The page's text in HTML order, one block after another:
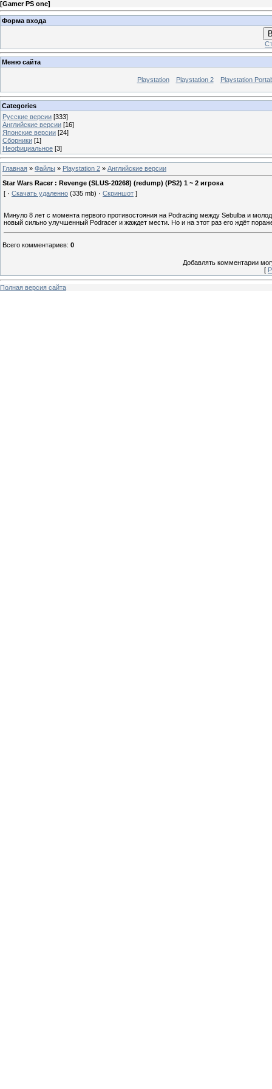
[Gamer PS one]
Форма входа
Меню сайта
Playstation Playstation 2 Playstation
Categories
Русские версии [333]
Английские версии [16]
Японские версии [24]
Сборники [1]
Неофициальное [3]
Главная » Файлы » Playstation 2 » Английские версии
Star Wars Racer : Revenge (SLUS-20268) (redump) (PS2) 1 ~ 2 игрока
[ · Скачать удаленно (335 mb) · Скриншот ]
Минуло 8 лет с момента первого противостояния на Podracing между Sebulba и
новый сильно улучшенный Podracer и жаждет мести. Но и на этот раз его ждёт
Всего комментариев: 0
Добавлять комментарии
[
Полная версия сайта